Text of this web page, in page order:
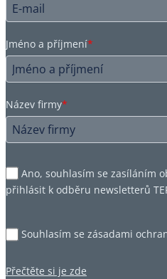
Jméno a příjmení*
Název firmy*
Ano, souhlasím se zasíláním
přihlásit k odběru newsletterů
Souhlasím se zásadami
Přečtěte si je zde